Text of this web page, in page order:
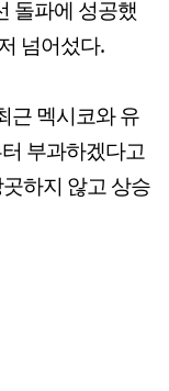
돌파에 성공했
넘어섰다.
근 멕시코와 유
부과하겠다고
하지 않고 상승